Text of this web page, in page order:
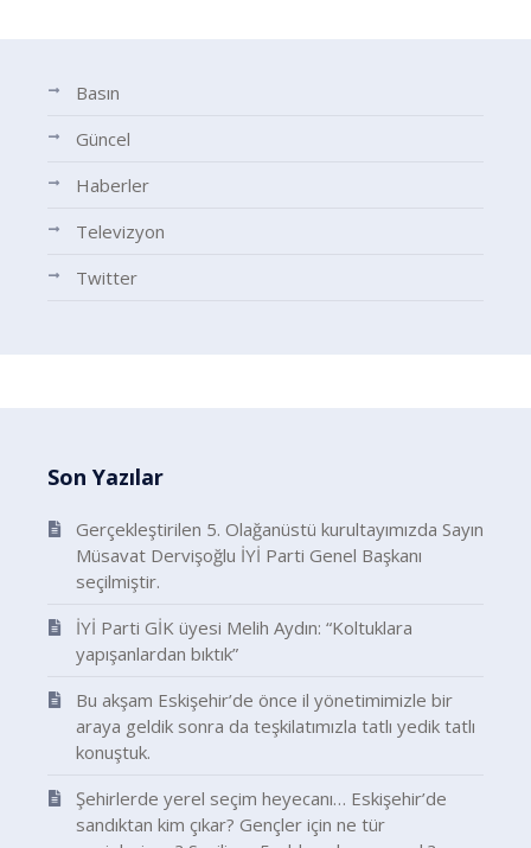
Basın
Güncel
Haberler
Televizyon
Twitter
Son Yazılar
Gerçekleştirilen 5. Olağanüstü kurultayımızda Sayın
Müsavat Dervişoğlu İYİ Parti Genel Başkanı
seçilmiştir.
İYİ Parti GİK üyesi Melih Aydın: “Koltuklara
yapışanlardan bıktık”
Bu akşam Eskişehir’de önce il yönetimimizle bir
araya geldik sonra da teşkilatımızla tatlı yedik tatlı
konuştuk.
Şehirlerde yerel seçim heyecanı… Eskişehir’de
sandıktan kim çıkar? Gençler için ne tür